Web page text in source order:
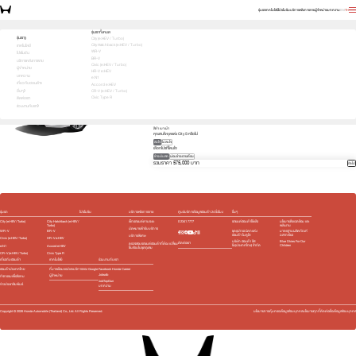
รุ่นรถเทคโนโลยีโปรโมชันบริการหลังการขายผู้จำหน่ายบทความENTH
รุ่นรถ
เทคโนโลยี
โปรโมชัน
บริการหลังการขาย
ผู้จำหน่าย
บทความ
เกี่ยวกับฮอนด้า
อื่นๆ
ติดต่อเรา
ร่วมงานกับเรา
รุ่นรถทั้งหมด
City (e:HEV / Turbo)
City Hatchback (e:HEV / Turbo)
WR-V
BR-V
Civic (e:HEV / Turbo)
HR-V e:HEV
e:N1
Accord e:HEV
CR-V (e:HEV / Turbo)
Civic Type R
บอกสิ่งที่สนใจ เพื่อรับโปรตรงใจคุณ
3
สีดำ เบาะผ้า
คุณสนใจชุดแต่ง City S หรือไม่
สนใจ ไม่สนใจ
เลือกโปรที่โดนใจ
ชำระเงินสด ผ่อนชำระรายเดือน
รวมราคา 575,000 บาท ถัดไป
รุ่นรถ
City (e:HEV / Turbo)
City Hatchback (e:HEV /
Turbo)
WR-V
BR-V
Civic (e:HEV / Turbo)
HR-V e:HEV
e:N1
Accord e:HEV
CR-V (e:HEV / Turbo)
Civic Type R
โปรโมชัน
บริการหลังการขาย
เช็กรถยนต์ตามระยะ
นัดหมายเข้ารับบริการ
บริการพิเศษ
ตรวจสอบรถยนต์ฮอนด้าที่ต้อง เปลี่ยน
ชิ้นส่วนในชุดถุงลม
ศูนย์บริการข้อมูลฮอนด้า 24 ชั่วโมง
0 2341 7777
ติดต่อเรา
อื่นๆ
รถยนต์ฮอนด้าใช้แล้ว
นโยบายสิ่งแวดล้อม และ
พลังงาน
ชุดอุปกรณ์ตกแต่ง​
ฮอนด้า โมดูโล
มาตรฐานผลิตภัณฑ์
ฉลากเขียว
บริษัท ฮอนด้า ลีส
ซิ่ง(ประเทศไทย) จำกัด
Blue Skies For Our
Children
เกี่ยวกับฮอนด้า
ฮอนด้าประเทศไทย
กิจกรรมเพื่อสังคม
ข่าวประชาสัมพันธ์
เทคโนโลยี
ที่มาพร้อมแอปและบริการของ Google
ผู้จำหน่าย
ร่วมงานกับเรา
Facebook Honda Career
Jobsdb
JobTopGun
บทความ
Copyright ©2026Honda Automobile (Thailand) Co., Ltd. All Rights Reserved. นโยบายการคุ้มครองข้อมูลส่วนบุคคลนโยบายคุกกี้ติดต่อเรื่องข้อมูลส่วนบุคคล